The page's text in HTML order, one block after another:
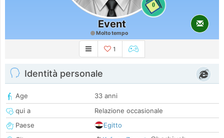
0
Event
Molto tempo
1
Identità personale
Age
33 anni
qui a
Relazione occasionale
Paese
Egitto